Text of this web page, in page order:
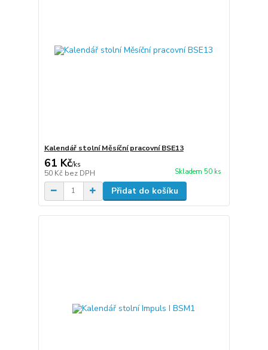
Kalendář stolní Měsíční pracovní BSE13
61 Kč/ks
50 Kč bez DPH Skladem 50 ks
Přidat do košíku